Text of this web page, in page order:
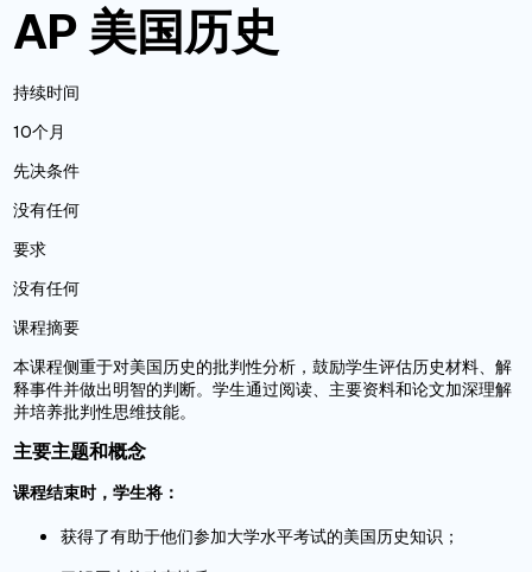
AP 美国历史
持续时间
10个月
先决条件
没有任何
要求
没有任何
课程摘要
本课程侧重于对美国历史的批判性分析，鼓励学生评估历史材料、解
释事件并做出明智的判断。学生通过阅读、主要资料和论文加深理解
并培养批判性思维技能。
主要主题和概念
课程结束时，学生将：
获得了有助于他们参加大学水平考试的美国历史知识；